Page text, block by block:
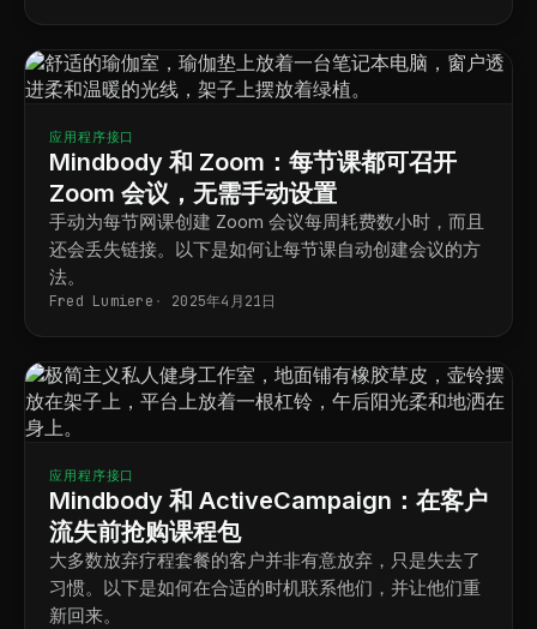
应用程序接口
Mindbody 和 Zoom：每节课都可召开
Zoom 会议，无需手动设置
手动为每节网课创建 Zoom 会议每周耗费数小时，而且
还会丢失链接。以下是如何让每节课自动创建会议的方
法。
Fred Lumiere 2025年4月21日
应用程序接口
Mindbody 和 ActiveCampaign：在客户
流失前抢购课程包
大多数放弃疗程套餐的客户并非有意放弃，只是失去了
习惯。以下是如何在合适的时机联系他们，并让他们重
新回来。